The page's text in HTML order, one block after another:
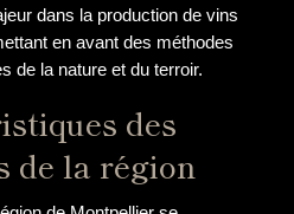
dans la production de vins
en avant des méthodes
de la nature et du terroir.
des
de la région